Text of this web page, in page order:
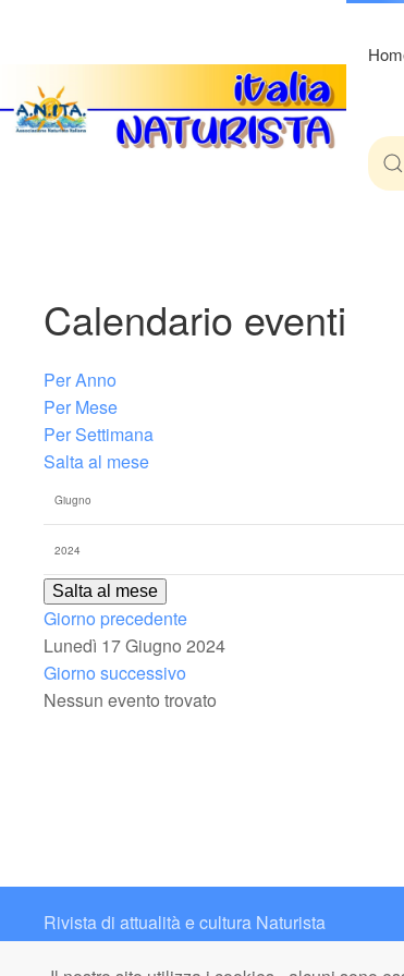
Calendario eventi
Per Anno
Per Mese
Per Settimana
Salta al mese
Salta al mese
Giorno precedente
Lunedì 17 Giugno 2024
Giorno successivo
Nessun evento trovato
Rivista di attualità e cultura Naturista
Contatto: redazione@italianaturista.it